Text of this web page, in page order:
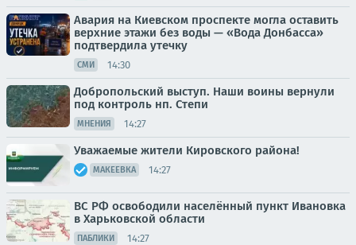
Авария на Киевском проспекте могла оставить
верхние этажи без воды — «Вода Донбасса»
подтвердила утечку
СМИ 14:30
Добропольский выступ. Наши воины вернули
под контроль нп. Степи
МНЕНИЯ 14:27
Уважаемые жители Кировского района!
МАКЕЕВКА 14:27
ВС РФ освободили населённый пункт Ивановка
в Харьковской области
ПАБЛИКИ 14:27